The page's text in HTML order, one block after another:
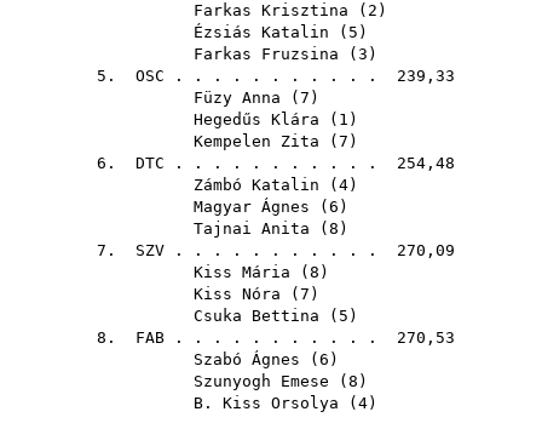
Farkas Krisztina ( 2 )
Ézsiás Katalin ( 5 )
Farkas Fruzsina ( 3 )
5. OSC . . . . . . . . . . . 239,33
Füzy Anna ( 7 )
Hegedűs Klára ( 1 )
Kempelen Zita ( 7 )
6. DTC . . . . . . . . . . . 254,48
Zámbó Katalin ( 4)
Magyar Ágnes ( 6 )
Tajnai Anita ( 8 )
7. SZV . . . . . . . . . . . 270,09
Kiss Mária ( 8 )
Kiss Nóra ( 7 )
Csuka Bettina ( 5 )
8. FAB . . . . . . . . . . . 270,53
Szabó Ágnes ( 6 )
Szunyogh Emese ( 8 )
B. Kiss Orsolya ( 4)